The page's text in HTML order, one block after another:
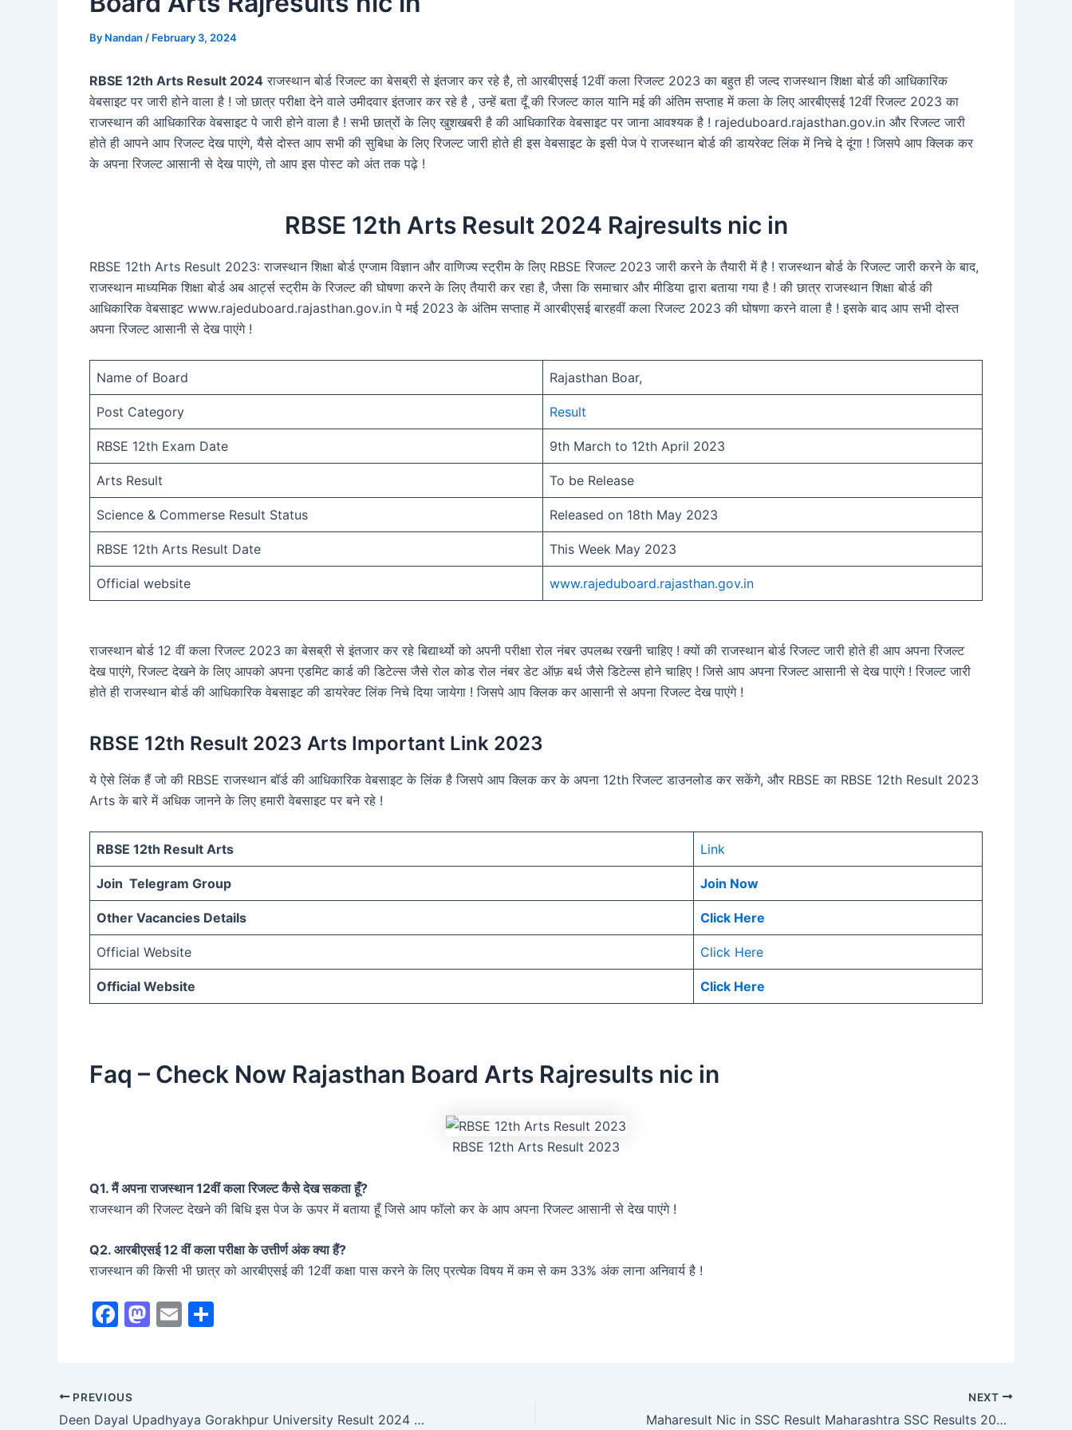
By Nandan / February 3, 2024
RBSE 12th Arts Result 2024 राजस्थान बोर्ड रिजल्ट का बेसब्री से इंतजार कर रहे है, तो आरबीएसई 12वीं कला रिजल्ट 2023 का बहुत ही जल्द राजस्थान शिक्षा बोर्ड की आधिकारिक
वेबसाइट पर जारी होने वाला है ! जो छात्र परीक्षा देने वाले उमीदवार इंतजार कर रहे है , उन्हें बता दूँ की रिजल्ट काल यानि मई की अंतिम सप्ताह में कला के लिए आरबीएसई 12वीं रिजल्ट 2023 का
राजस्थान की आधिकारिक वेबसाइट पे जारी होने वाला है ! सभी छात्रों के लिए खुशखबरी है की आधिकारिक वेबसाइट पर जाना आवश्यक है ! rajeduboard.rajasthan.gov.in और रिजल्ट जारी
होते ही आपने आप रिजल्ट देख पाएंगे, यैसे दोस्त आप सभी की सुबिधा के लिए रिजल्ट जारी होते ही इस वेबसाइट के इसी पेज पे राजस्थान बोर्ड की डायरेक्ट लिंक में निचे दे दूंगा ! जिसपे आप क्लिक कर
के अपना रिजल्ट आसानी से देख पाएंगे, तो आप इस पोस्ट को अंत तक पढ़े !
RBSE 12th Arts Result 2024 Rajresults nic in
RBSE 12th Arts Result 2023: राजस्थान शिक्षा बोर्ड एग्जाम विज्ञान और वाणिज्य स्ट्रीम के लिए RBSE रिजल्ट 2023 जारी करने के तैयारी में है ! राजस्थान बोर्ड के रिजल्ट जारी करने के बाद,
राजस्थान माध्यमिक शिक्षा बोर्ड अब आर्ट्स स्ट्रीम के रिजल्ट की घोषणा करने के लिए तैयारी कर रहा है, जैसा कि समाचार और मीडिया द्वारा बताया गया है ! की छात्र राजस्थान शिक्षा बोर्ड की
आधिकारिक वेबसाइट www.rajeduboard.rajasthan.gov.in पे मई 2023 के अंतिम सप्ताह में आरबीएसई बारहवीं कला रिजल्ट 2023 की घोषणा करने वाला है ! इसके बाद आप सभी दोस्त
अपना रिजल्ट आसानी से देख पाएंगे !
Name of Board Rajasthan Boar,
Post Category Result
RBSE 12th Exam Date 9th March to 12th April 2023
Arts Result To be Release
Science & Commerse Result Status Released on 18th May 2023
RBSE 12th Arts Result Date This Week May 2023
Official website www.rajeduboard.rajasthan.gov.in
राजस्थान बोर्ड 12 वीं कला रिजल्ट 2023 का बेसब्री से इंतजार कर रहे बिद्यार्थ्यो को अपनी परीक्षा रोल नंबर उपलब्ध रखनी चाहिए ! क्यों की राजस्थान बोर्ड रिजल्ट जारी होते ही आप अपना रिजल्ट
देख पाएंगे, रिजल्ट देखने के लिए आपको अपना एडमिट कार्ड की डिटेल्स जैसे रोल कोड रोल नंबर डेट ऑफ़ बर्थ जैसे डिटेल्स होने चाहिए ! जिसे आप अपना रिजल्ट आसानी से देख पाएंगे ! रिजल्ट जारी
होते ही राजस्थान बोर्ड की आधिकारिक वेबसाइट की डायरेक्ट लिंक निचे दिया जायेगा ! जिसपे आप क्लिक कर आसानी से अपना रिजल्ट देख पाएंगे !
RBSE 12th Result 2023 Arts Important Link 2023
ये ऐसे लिंक हैं जो की RBSE राजस्थान बॉर्ड की आधिकारिक वेबसाइट के लिंक है जिसपे आप क्लिक कर के अपना 12th रिजल्ट डाउनलोड कर सकेंगे, और RBSE का RBSE 12th Result 2023
Arts के बारे में अधिक जानने के लिए हमारी वेबसाइट पर बने रहे !
RBSE 12th Result Arts Link
Join Telegram Group Join Now
Other Vacancies Details Click Here
Official Website Click Here
Official Website Click Here
Faq – Check Now Rajasthan Board Arts Rajresults nic in
RBSE 12th Arts Result 2023
Q1. मैं अपना राजस्थान 12वीं कला रिजल्ट कैसे देख सकता हूँ?
राजस्थान की रिजल्ट देखने की बिधि इस पेज के ऊपर में बताया हूँ जिसे आप फॉलो कर के आप अपना रिजल्ट आसानी से देख पाएंगे !
Q2. आरबीएसई 12 वीं कला परीक्षा के उत्तीर्ण अंक क्या हैं?
राजस्थान की किसी भी छात्र को आरबीएसई की 12वीं कक्षा पास करने के लिए प्रत्येक विषय में कम से कम 33% अंक लाना अनिवार्य है !
F
e
b
M
d
E
PREVIOUS
Deen Dayal Upadhyaya Gorakhpur University Result 2024 DDU Official Website www.ddugu.ac.in
NEXT
Maharesult Nic in SSC Result Maharashtra SSC Results 2024, MAHA Board 10th Marksheet Direct Link